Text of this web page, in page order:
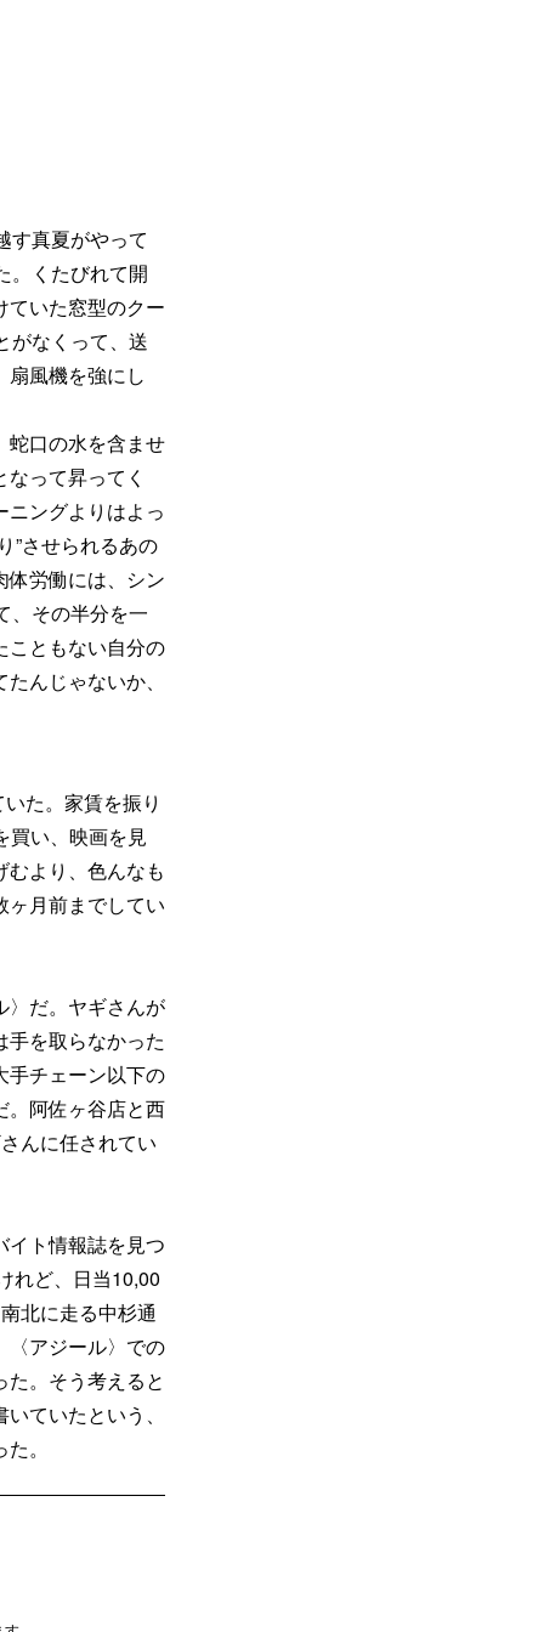
真夏がやって
。くたびれて開
ていた窓型のクー
がなくって、送
風機を強にし
口の水を含ませ
って昇ってく
ングよりはよっ
”させられるあの
体労働には、シン
、その半分を一
こともない自分の
んじゃないか、
た。家賃を振り
買い、映画を見
より、色んなも
ヶ月前までしてい
だ。ヤギさんが
を取らなかった
手チェーン以下の
。阿佐ヶ谷店と西
んに任されてい
ト情報誌を見つ
れど、日当10,00
北に走る中杉通
〈アジール〉での
。そう考えると
ていたという、
。